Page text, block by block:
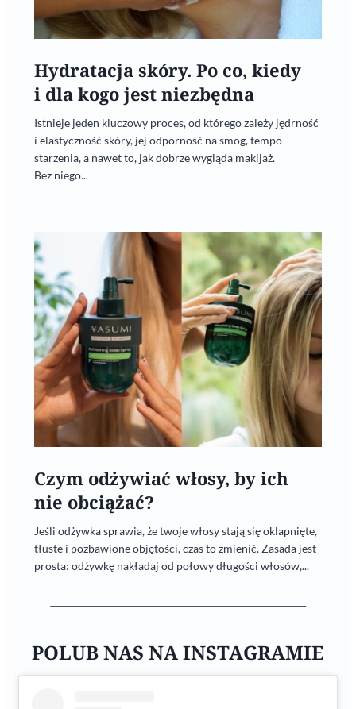
Hydratacja skóry. Po co, kiedy
i dla kogo jest niezbędna
Istnieje jeden kluczowy proces, od którego zależy jędrność
i elastyczność skóry, jej odporność na smog, tempo
starzenia, a nawet to, jak dobrze wygląda makijaż.
Bez niego...
Czym odżywiać włosy, by ich
nie obciążać?
Jeśli odżywka sprawia, że twoje włosy stają się oklapnięte,
tłuste i pozbawione objętości, czas to zmienić. Zasada jest
prosta: odżywkę nakładaj od połowy długości włosów,...
POLUB NAS NA INSTAGRAMIE